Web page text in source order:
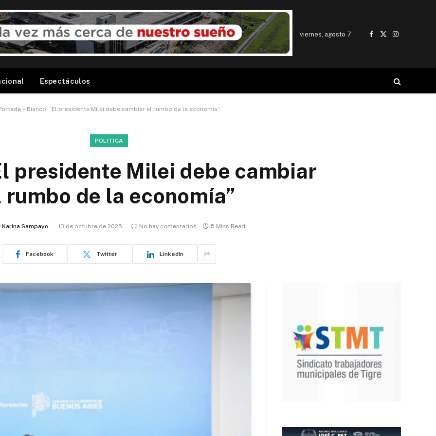
viernes, agosto 7
Facebook
X
Instagram
Espectáculos
» Bianco: “El presidente Milei debe cambiar el rumbo de la economía”
POLITICA
presidente Milei debe cambiar
rumbo de la economía”
Karina Sampayo 13 de octubre de 2025 No hay comentarios 5 Mins Read
Facebook Twitter LinkedIn